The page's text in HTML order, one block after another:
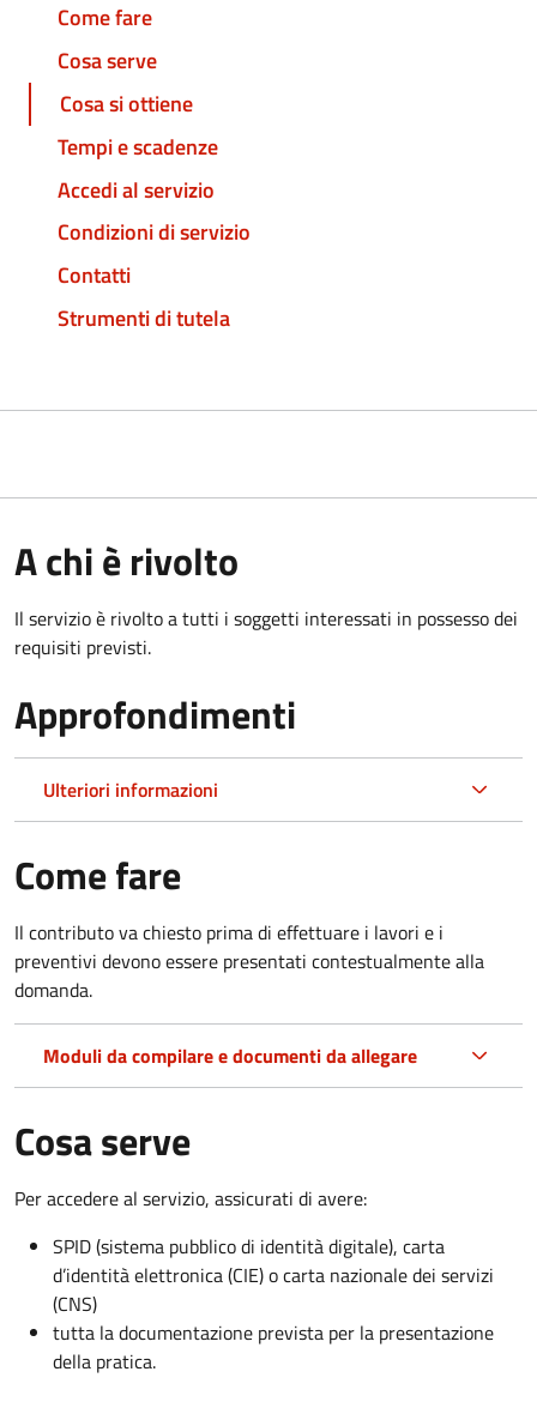
Come fare
Cosa serve
Cosa si ottiene
Tempi e scadenze
Accedi al servizio
Condizioni di servizio
Contatti
Strumenti di tutela
A chi è rivolto
Il servizio è rivolto a tutti i soggetti interessati in possesso dei
requisiti previsti.
Approfondimenti
Ulteriori informazioni
Come fare
Il contributo va chiesto prima di effettuare i lavori e i
preventivi devono essere presentati contestualmente alla
domanda.
Moduli da compilare e documenti da allegare
Cosa serve
Per accedere al servizio, assicurati di avere:
SPID (sistema pubblico di identità digitale), carta
d’identità elettronica (CIE) o carta nazionale dei servizi
(CNS)
tutta la documentazione prevista per la presentazione
della pratica.